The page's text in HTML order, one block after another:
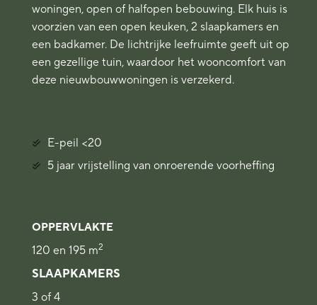
woningen, open of halfopen bebouwing. Elk huis is
voorzien van een open keuken, 2 slaapkamers en
een badkamer. De lichtrijke leefruimte geeft uit op
een gezellige tuin, waardoor het wooncomfort van
deze nieuwbouwwoningen is verzekerd.
E-peil <20
5 jaar vrijstelling van onroerende voorheffing
OPPERVLAKTE
120 en 195 m2
SLAAPKAMERS
3 of 4